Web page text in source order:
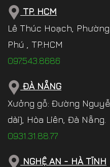
TP. HCM
Lê Thúc Hoạch,
Phú , TP.HCM
097.543.8686
ĐÀ NẴNG
Xưởng gỗ: Đường
dài), Hòa Liên, Đà Nẵng.
0931.31.88.77
NGHỆ AN - HÀ TĨNH